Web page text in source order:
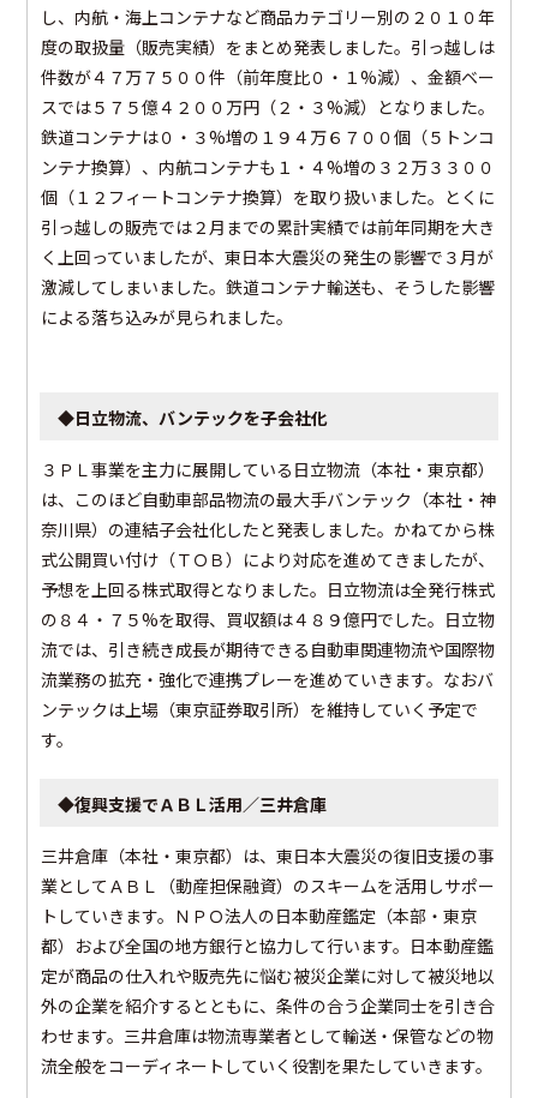
し、内航・海上コンテナなど商品カテゴリー別の２０１０年
度の取扱量（販売実績）をまとめ発表しました。引っ越しは
件数が４７万７５００件（前年度比０・１%減）、金額ベー
スでは５７５億４２００万円（２・３%減）となりました。
鉄道コンテナは０・３%増の１９４万６７００個（５トンコ
ンテナ換算）、内航コンテナも１・４%増の３２万３３００
個（１２フィートコンテナ換算）を取り扱いました。とくに
引っ越しの販売では２月までの累計実績では前年同期を大き
く上回っていましたが、東日本大震災の発生の影響で３月が
激減してしまいました。鉄道コンテナ輸送も、そうした影響
による落ち込みが見られました。
◆日立物流、バンテックを子会社化
３ＰＬ事業を主力に展開している日立物流（本社・東京都）
は、このほど自動車部品物流の最大手バンテック（本社・神
奈川県）の連結子会社化したと発表しました。かねてから株
式公開買い付け（ＴＯＢ）により対応を進めてきましたが、
予想を上回る株式取得となりました。日立物流は全発行株式
の８４・７５%を取得、買収額は４８９億円でした。日立物
流では、引き続き成長が期待できる自動車関連物流や国際物
流業務の拡充・強化で連携プレーを進めていきます。なおバ
ンテックは上場（東京証券取引所）を維持していく予定で
す。
◆復興支援でＡＢＬ活用／三井倉庫
三井倉庫（本社・東京都）は、東日本大震災の復旧支援の事
業としてＡＢＬ（動産担保融資）のスキームを活用しサポー
トしていきます。ＮＰＯ法人の日本動産鑑定（本部・東京
都）および全国の地方銀行と協力して行います。日本動産鑑
定が商品の仕入れや販売先に悩む被災企業に対して被災地以
外の企業を紹介するとともに、条件の合う企業同士を引き合
わせます。三井倉庫は物流専業者として輸送・保管などの物
流全般をコーディネートしていく役割を果たしていきます。